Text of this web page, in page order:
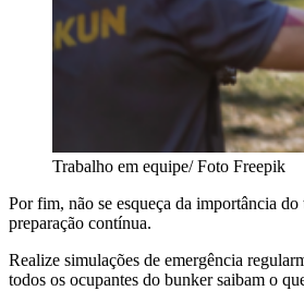
Trabalho em equipe/ Foto Freepik
Por fim, não se esqueça da importância do
preparação contínua.
Realize simulações de emergência
todos os ocupantes do bunker saibam o